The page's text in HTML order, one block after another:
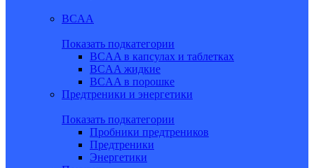
BCAA
Показать подкатегории
BCAA в капсулах и таблетках
BCAA жидкие
BCAA в порошке
Предтреники и энергетики
Показать подкатегории
Пробники предтреников
Предтреники
Энергетики